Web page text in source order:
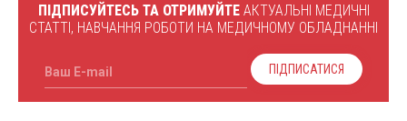
ПІДПИСУЙТЕСЬ ТА ОТРИМУЙТЕАКТУАЛЬНІ МЕДИЧНІ
СТАТТІ, НАВЧАННЯ РОБОТИ НА МЕДИЧНОМУ ОБЛАДНАННІ
Ваш E-mail ПІДПИСАТИСЯ